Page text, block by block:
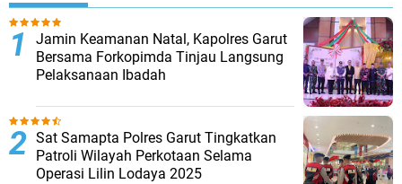
Jamin Keamanan Natal, Kapolres Garut
Bersama Forkopimda Tinjau Langsung
Pelaksanaan Ibadah
Sat Samapta Polres Garut Tingkatkan
Patroli Wilayah Perkotaan Selama
Operasi Lilin Lodaya 2025